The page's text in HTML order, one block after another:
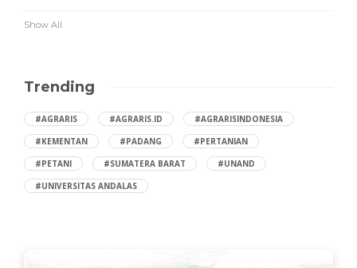
Show All
Trending
#AGRARIS #AGRARIS.ID
#AGRARISINDONESIA
#KEMENTAN
#PADANG
#PERTANIAN
#PETANI
#SUMATERA BARAT
#UNAND
#UNIVERSITAS ANDALAS